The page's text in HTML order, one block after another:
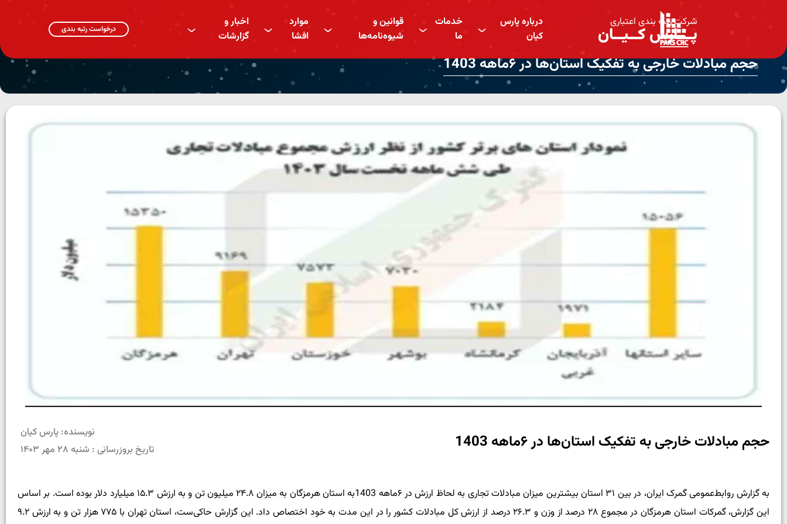
شرکت رتبه بندی اعتباری
پـــارس کــیــان
درباره پارس
کیان
^
خدمات
ما
^
قوانین و
شیوه‌نامه‌ها
^
موارد
افشا
^
اخبار و
گزارشات
^ درخواست رتبه بندی
حجم مبادلات خارجی به تفکیک استان‌ها در ۶ماهه 1403
حجم مبادلات خارجی به تفکیک استان‌ها در ۶ماهه 1403
نویسنده: پارس کیان
تاریخ بروزرسانی : شنبه ۲۸ مهر ۱۴۰۳
به گزارش روابط‌عمومی گمرک ایران، در بین ۳۱ استان بیشترین میزان مبادلات تجاری به لحاظ ارزش در ۶ماهه 1403به استان هرمزگان به میزان ۲۴.۸ میلیون تن و به ارزش ۱۵.۳ میلیارد دلار بوده است. بر اساس
این گزارش، گمرکات استان هرمزگان در مجموع ۲۸ درصد از وزن و ۲۶.۳ درصد از ارزش کل مبادلات کشور را در این مدت به خود اختصاص داد. این گزارش‌ حاکی‌ست، استان تهران با ۷۷۵ هزار تن و به ارزش ۹.۲